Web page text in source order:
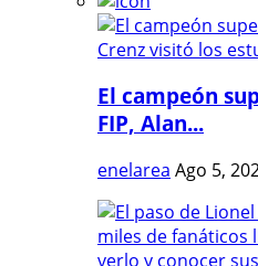
El campeón
FIP, Alan...
enelarea Ago 5,